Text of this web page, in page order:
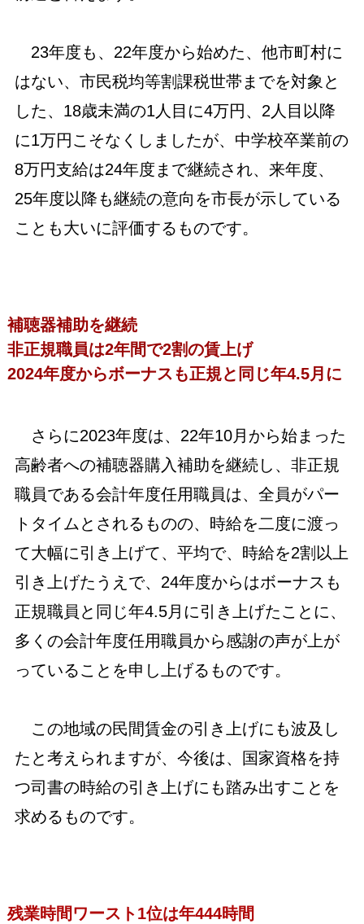
23年度も、22年度から始めた、他市町村に
はない、市民税均等割課税世帯までを対象と
した、18歳未満の1人目に4万円、2人目以降
に1万円こそなくしましたが、中学校卒業前の
8万円支給は24年度まで継続され、来年度、
25年度以降も継続の意向を市長が示している
ことも大いに評価するものです。
補聴器補助を継続
非正規職員は2年間で2割の賃上げ
2024年度からボーナスも正規と同じ年4.5月に
さらに2023年度は、22年10月から始まった
高齢者への補聴器購入補助を継続し、非正規
職員である会計年度任用職員は、全員がパー
トタイムとされるものの、時給を二度に渡っ
て大幅に引き上げて、平均で、時給を2割以上
引き上げたうえで、24年度からはボーナスも
正規職員と同じ年4.5月に引き上げたことに、
多くの会計年度任用職員から感謝の声が上が
っていることを申し上げるものです。
この地域の民間賃金の引き上げにも波及し
たと考えられますが、今後は、国家資格を持
つ司書の時給の引き上げにも踏み出すことを
求めるものです。
残業時間ワースト1位は年444時間